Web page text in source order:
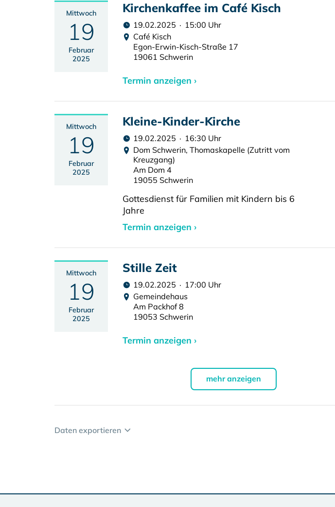
Mittwoch
19
Februar
2025
Kirchenkaffee im Café Kisch
19.02.2025 · 15:00 Uhr
Café Kisch
Egon-Erwin-Kisch-Straße 17
19061 Schwerin
Termin anzeigen ›
Mittwoch
19
Februar
2025
Kleine-Kinder-Kirche
19.02.2025 · 16:30 Uhr
Dom Schwerin, Thomaskapelle (Zutritt vom
Kreuzgang)
Am Dom 4
19055 Schwerin
Gottesdienst für Familien mit Kindern bis 6
Jahre
Termin anzeigen ›
Mittwoch
19
Februar
2025
Stille Zeit
19.02.2025 · 17:00 Uhr
Gemeindehaus
Am Packhof 8
19053 Schwerin
Termin anzeigen ›
mehr anzeigen
Daten exportieren